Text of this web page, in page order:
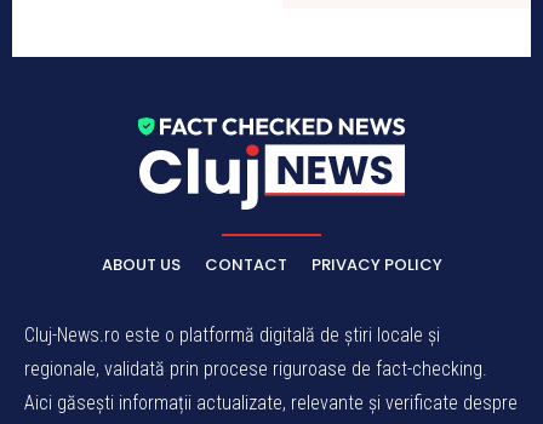
ABOUT US CONTACT PRIVACY POLICY
Cluj-News.ro este o platformă digitală de știri locale și
regionale, validată prin procese riguroase de fact-checking.
Aici găsești informații actualizate, relevante și verificate despre